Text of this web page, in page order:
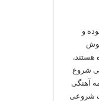
و
هستند.
شروع
آهنگی
شروعی